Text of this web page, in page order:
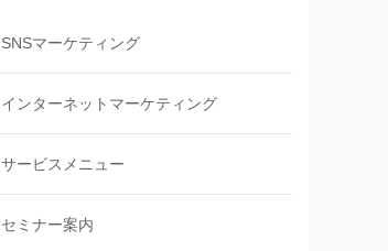
SNSマーケティング
インターネットマーケティング
サービスメニュー
セミナー案内